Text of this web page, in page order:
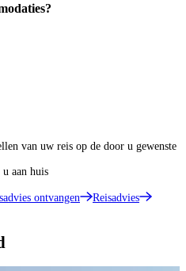
van uw reis op de door u gewenste
aan huis
ontvangen
Reisadvies